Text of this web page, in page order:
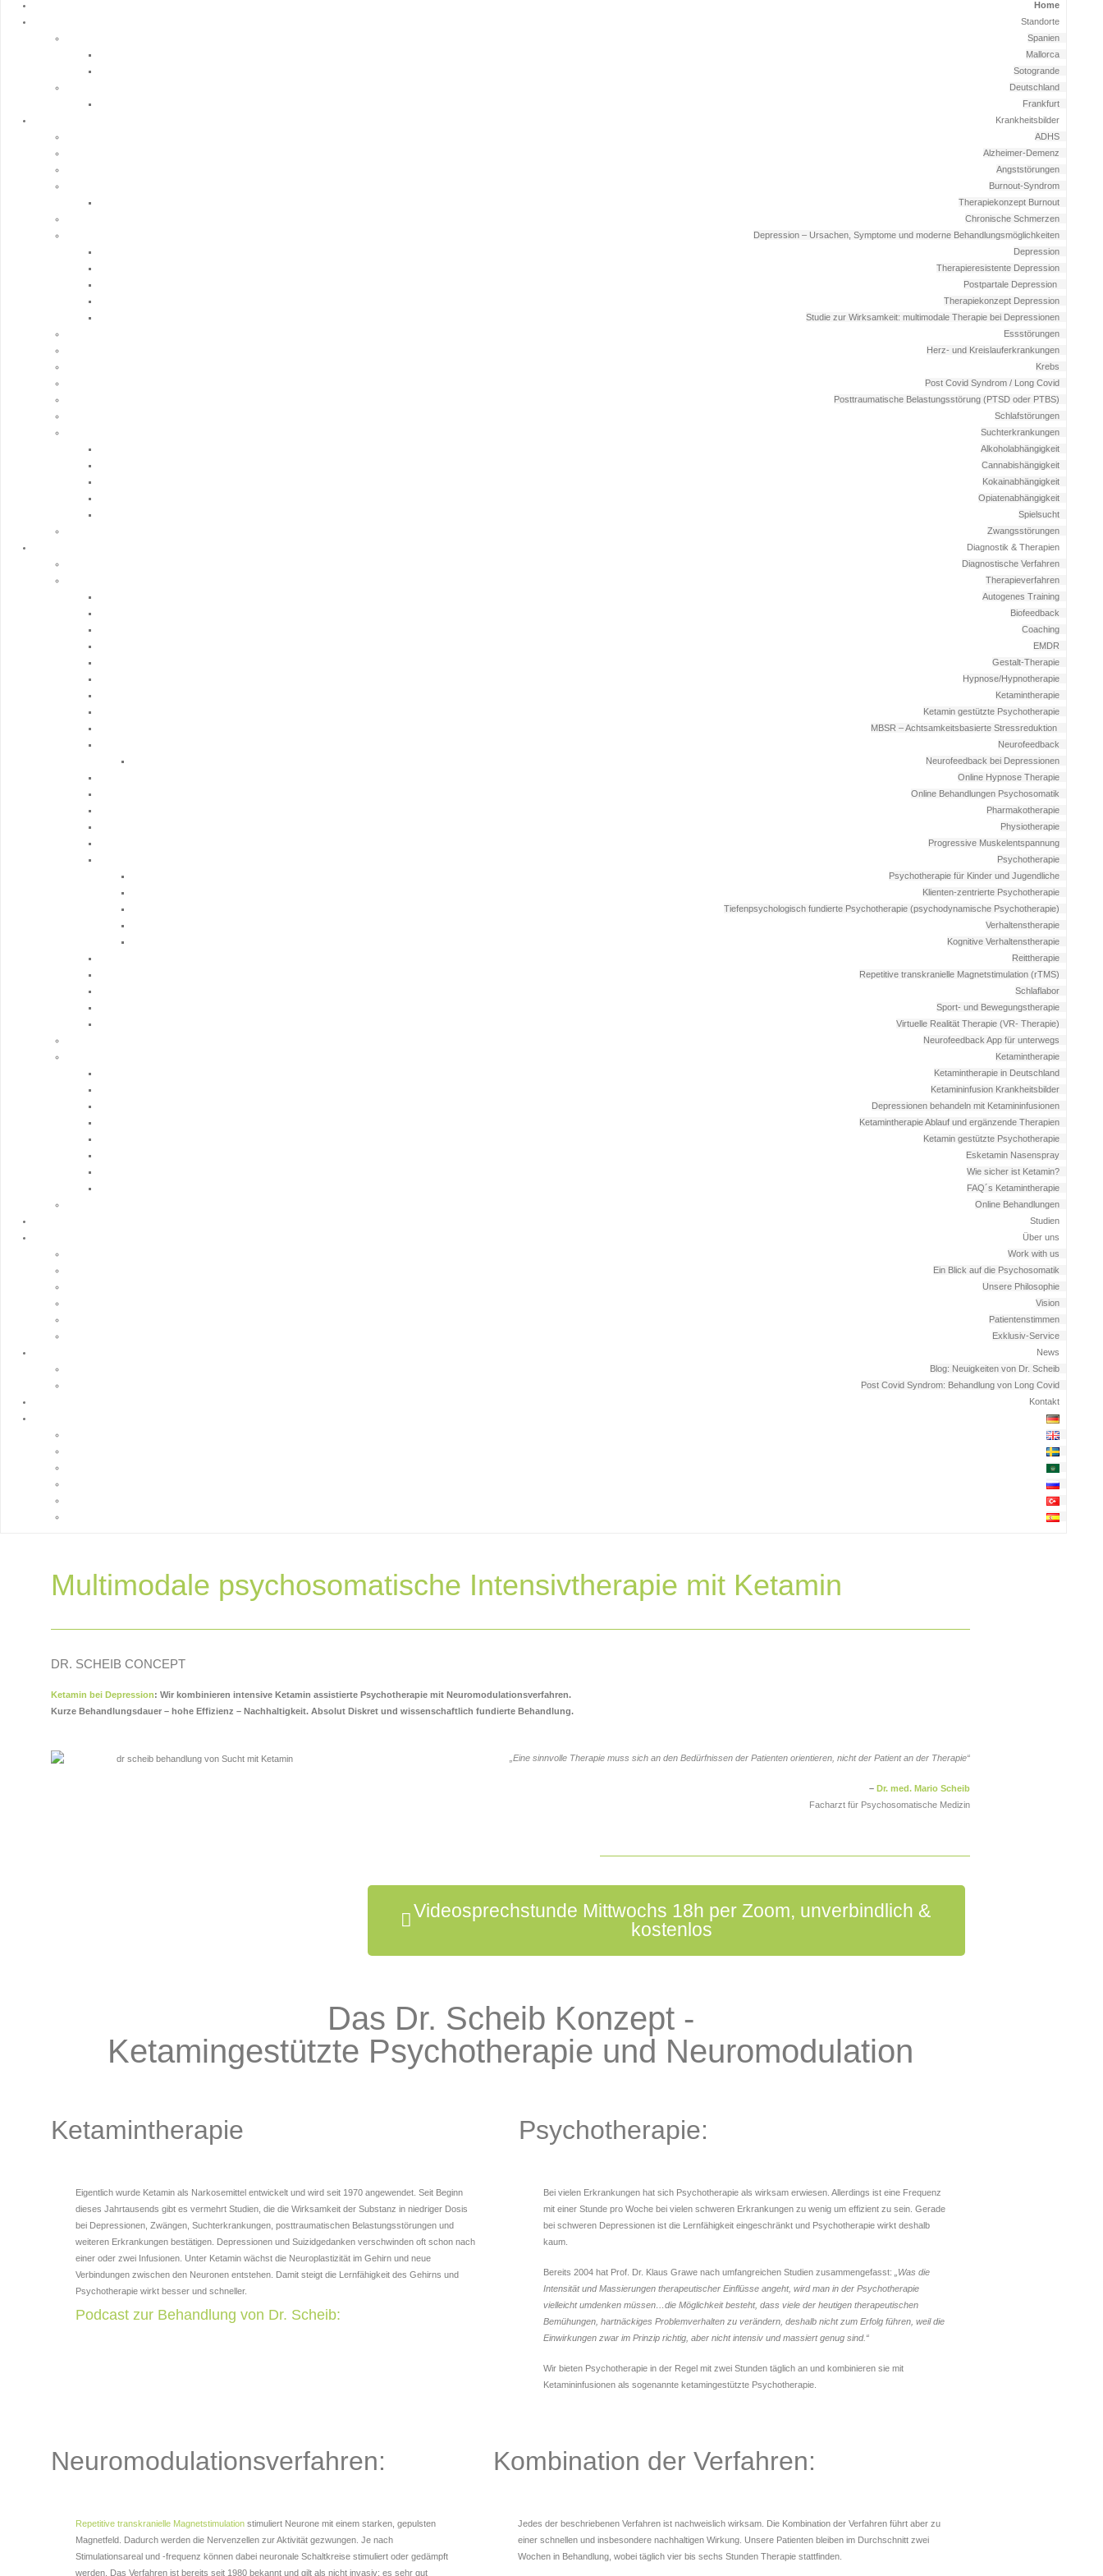
Home
Standorte
Spanien
Mallorca
Sotogrande
Deutschland
Frankfurt
Krankheitsbilder
ADHS
Alzheimer-Demenz
Angststörungen
Burnout-Syndrom
Therapiekonzept Burnout
Chronische Schmerzen
Depression – Ursachen, Symptome und moderne Behandlungsmöglichkeiten
Depression
Therapieresistente Depression
Postpartale Depression
Therapiekonzept Depression
Studie zur Wirksamkeit: multimodale Therapie bei Depressionen
Essstörungen
Herz- und Kreislauferkrankungen
Krebs
Post Covid Syndrom / Long Covid
Posttraumatische Belastungsstörung (PTSD oder PTBS)
Schlafstörungen
Suchterkrankungen
Alkoholabhängigkeit
Cannabishängigkeit
Kokainabhängigkeit
Opiatenabhängigkeit
Spielsucht
Zwangsstörungen
Diagnostik & Therapien
Diagnostische Verfahren
Therapieverfahren
Autogenes Training
Biofeedback
Coaching
EMDR
Gestalt-Therapie
Hypnose/Hypnotherapie
Ketamintherapie
Ketamin gestützte Psychotherapie
MBSR – Achtsamkeitsbasierte Stressreduktion
Neurofeedback
Neurofeedback bei Depressionen
Online Hypnose Therapie
Online Behandlungen Psychosomatik
Pharmakotherapie
Physiotherapie
Progressive Muskelentspannung
Psychotherapie
Psychotherapie für Kinder und Jugendliche
Klienten-zentrierte Psychotherapie
Tiefenpsychologisch fundierte Psychotherapie (psychodynamische Psychotherapie)
Verhaltenstherapie
Kognitive Verhaltenstherapie
Reittherapie
Repetitive transkranielle Magnetstimulation (rTMS)
Schlaflabor
Sport- und Bewegungstherapie
Virtuelle Realität Therapie (VR- Therapie)
Neurofeedback App für unterwegs
Ketamintherapie
Ketamintherapie in Deutschland
Ketamininfusion Krankheitsbilder
Depressionen behandeln mit Ketamininfusionen
Ketamintherapie Ablauf und ergänzende Therapien
Ketamin gestützte Psychotherapie
Esketamin Nasenspray
Wie sicher ist Ketamin?
FAQ´s Ketamintherapie
Online Behandlungen
Studien
Über uns
Work with us
Ein Blick auf die Psychosomatik
Unsere Philosophie
Vision
Patientenstimmen
Exklusiv-Service
News
Blog: Neuigkeiten von Dr. Scheib
Post Covid Syndrom: Behandlung von Long Covid
Kontakt
Multimodale psychosomatische Intensivtherapie mit Ketamin
DR. SCHEIB CONCEPT
Ketamin bei Depression: Wir kombinieren intensive Ketamin assistierte Psychotherapie mit Neuromodulationsverfahren.
Kurze Behandlungsdauer – hohe Effizienz – Nachhaltigkeit. Absolut Diskret und wissenschaftlich fundierte Behandlung.
„Eine sinnvolle Therapie muss sich an den Bedürfnissen der Patienten orientieren, nicht der Patient an der Therapie“
– Dr. med. Mario Scheib
Facharzt für Psychosomatische Medizin
Videosprechstunde Mittwochs 18h per Zoom, unverbindlich &
kostenlos
Das Dr. Scheib Konzept -
Ketamingestützte Psychotherapie und Neuromodulation
Ketamintherapie
Eigentlich wurde Ketamin als Narkosemittel entwickelt und wird seit 1970 angewendet. Seit Beginn
dieses Jahrtausends gibt es vermehrt Studien, die die Wirksamkeit der Substanz in niedriger Dosis
bei Depressionen, Zwängen, Suchterkrankungen, posttraumatischen Belastungsstörungen und
weiteren Erkrankungen bestätigen. Depressionen und Suizidgedanken verschwinden oft schon nach
einer oder zwei Infusionen. Unter Ketamin wächst die Neuroplastizität im Gehirn und neue
Verbindungen zwischen den Neuronen entstehen. Damit steigt die Lernfähigkeit des Gehirns und
Psychotherapie wirkt besser und schneller.
Podcast zur Behandlung von Dr. Scheib:
Psychotherapie:
Bei vielen Erkrankungen hat sich Psychotherapie als wirksam erwiesen. Allerdings ist eine Frequenz
mit einer Stunde pro Woche bei vielen schweren Erkrankungen zu wenig um effizient zu sein. Gerade
bei schweren Depressionen ist die Lernfähigkeit eingeschränkt und Psychotherapie wirkt deshalb
kaum.
Bereits 2004 hat Prof. Dr. Klaus Grawe nach umfangreichen Studien zusammengefasst:
„Was die
Intensität und Massierungen therapeutischer Einflüsse angeht, wird man in der Psychotherapie
vielleicht umdenken müssen…die Möglichkeit besteht, dass viele der heutigen therapeutischen
Bemühungen, hartnäckiges Problemverhalten zu verändern, deshalb nicht zum Erfolg führen, weil die
Einwirkungen zwar im Prinzip richtig, aber nicht intensiv und massiert genug sind.“
Wir bieten Psychotherapie in der Regel mit zwei Stunden täglich an und kombinieren sie mit
Ketamininfusionen als sogenannte ketamingestützte Psychotherapie.
Neuromodulationsverfahren:
Repetitive transkranielle Magnetstimulation stimuliert Neurone mit einem starken, gepulsten
Magnetfeld. Dadurch werden die Nervenzellen zur Aktivität gezwungen. Je nach
Stimulationsareal und -frequenz können dabei neuronale Schaltkreise stimuliert oder gedämpft
werden. Das Verfahren ist bereits seit 1980 bekannt und gilt als nicht invasiv; es sehr gut
Kombination der Verfahren:
Jedes der beschriebenen Verfahren ist nachweislich wirksam. Die Kombination der Verfahren führt aber zu
einer schnellen und insbesondere nachhaltigen Wirkung. Unsere Patienten bleiben im Durchschnitt zwei
Wochen in Behandlung, wobei täglich vier bis sechs Stunden Therapie stattfinden.